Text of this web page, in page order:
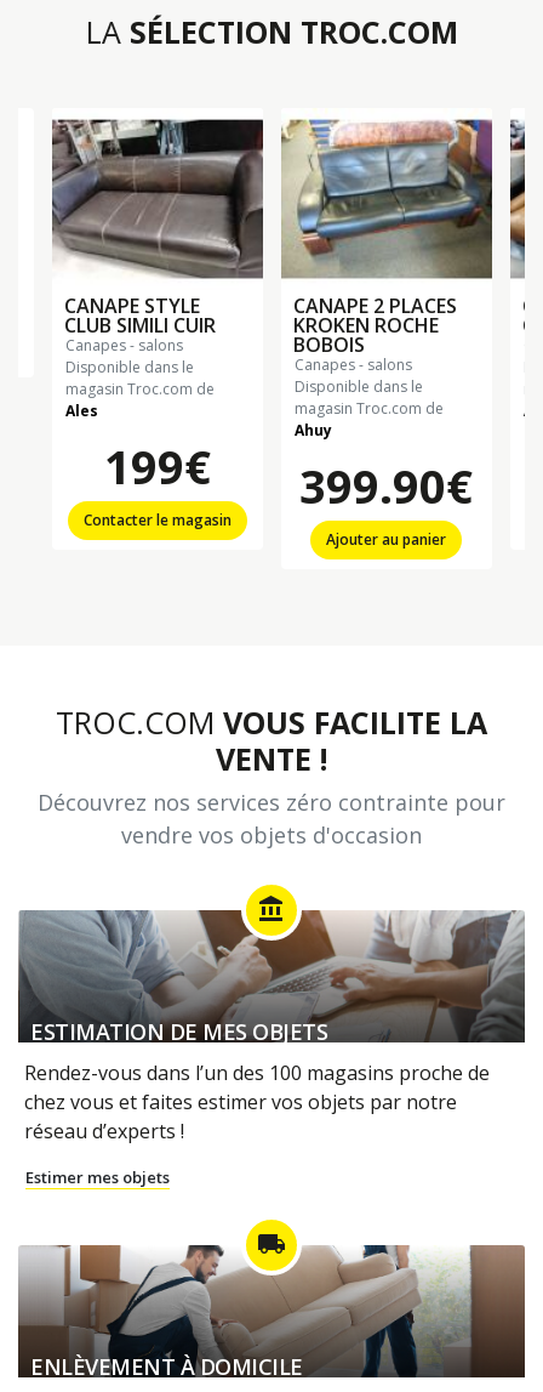
LA SÉLECTION TROC.COM
CANAPE STYLE
CLUB SIMILI CUIR
canapes - salons
Disponible dans le
magasin Troc.com de
Ales
199€
Contacter le magasin
CANAPE 2 PLACES
KROKEN ROCHE
BOBOIS
canapes - salons
Disponible dans le
magasin Troc.com de
Ahuy
399.90€
Ajouter au panier
TROC.COM VOUS FACILITE LA
VENTE !
Découvrez nos services zéro contrainte pour
vendre vos objets d'occasion
account_balance
ESTIMATION DE MES OBJETS
Rendez-vous dans l’un des 100 magasins proche de
chez vous et faites estimer vos objets par notre
réseau d’experts !
Estimer mes objets
local_shipping
ENLÈVEMENT À DOMICILE